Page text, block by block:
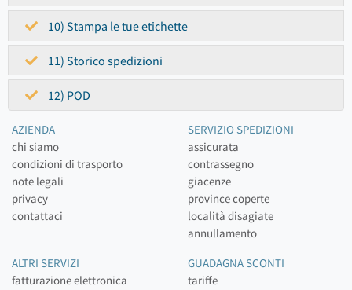
10) Stampa le tue etichette
11) Storico spedizioni
12) POD
AZIENDA
chi siamo
condizioni di trasporto
note legali
privacy
contattaci
SERVIZIO SPEDIZIONI
assicurata
contrassegno
giacenze
province coperte
località disagiate
annullamento
ALTRI SERVIZI
fatturazione elettronica
GUADAGNA SCONTI
tariffe